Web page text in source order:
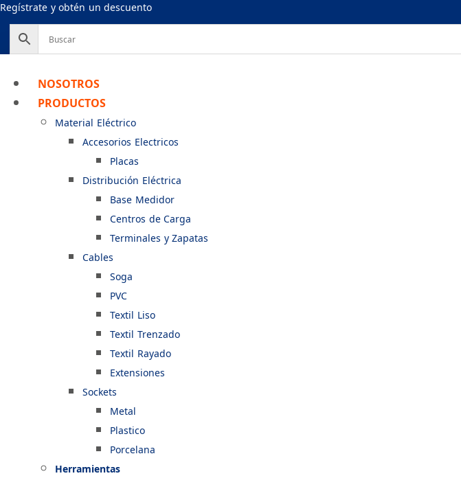
Ir
contenido
Regístrate y obtén un descuento
NOSOTROS
PRODUCTOS
Material Eléctrico
Accesorios Electricos
Placas
Distribución Eléctrica
Base Medidor
Centros de Carga
Terminales y Zapatas
Cables
Soga
PVC
Textil Liso
Textil Trenzado
Textil Rayado
Extensiones
Sockets
Metal
Plastico
Porcelana
Herramientas